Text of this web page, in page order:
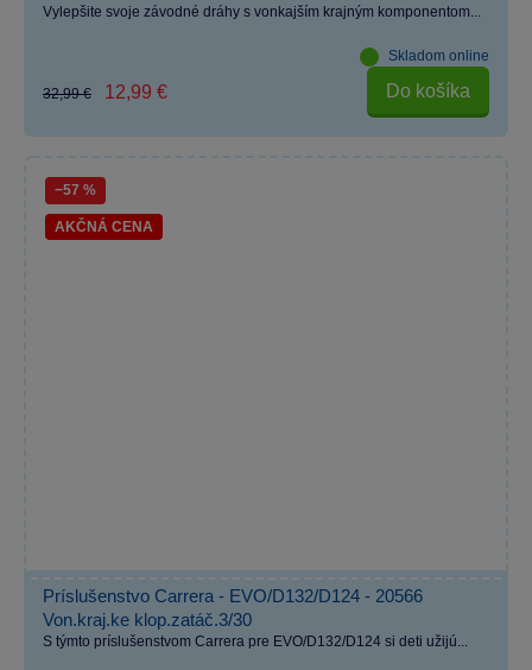
Vylepšite svoje závodné dráhy s vonkajším krajným komponentom...
Skladom online
32,99 € 12,99 € Do košíka
−57 %
AKČNÁ CENA
Príslušenstvo Carrera - EVO/D132/D124 - 20566
Von.kraj.ke klop.zatáč.3/30
S týmto príslušenstvom Carrera pre EVO/D132/D124 si deti užijú...